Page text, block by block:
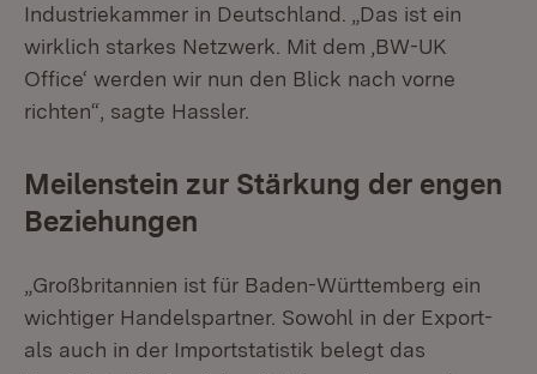
Industriekammer in Deutschland. „Das ist ein
wirklich starkes Netzwerk. Mit dem ,BW-UK
Office‘ werden wir nun den Blick nach vorne
richten“, sagte Hassler.
Meilenstein zur Stärkung der engen
Beziehungen
„Großbritannien ist für Baden-Württemberg ein
wichtiger Handelspartner. Sowohl in der Export-
als auch in der Importstatistik belegt das